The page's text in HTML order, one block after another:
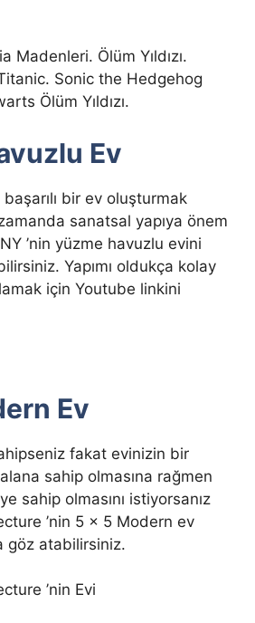
Madenleri. Ölüm Yıldızı.
Sonic the Hedgehog
Ölüm Yıldızı.
Ev
bir ev oluşturmak
sanatsal yapıya önem
’nin yüzme havuzlu evini
Yapımı oldukça kolay
için Youtube linkini
Ev
fakat evinizin bir
sahip olmasına rağmen
sahip olmasını istiyorsanız
’nin 5 x 5 Modern ev
göz atabilirsiniz.
’nin Evi